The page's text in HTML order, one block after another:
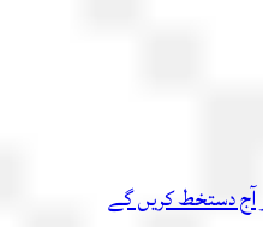
آج دستخط کریں گے